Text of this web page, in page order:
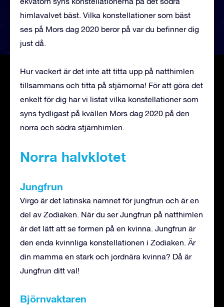
himlavalvet bäst. Vilka konstellationer som bäst
ses på Mors dag 2020 beror på var du befinner dig
just då.
Hur vackert är det inte att titta upp på natthimlen
tillsammans och titta på stjärnorna! För att göra det
enkelt för dig har vi listat vilka konstellationer som
syns tydligast på kvällen Mors dag 2020 på den
norra och södra stjärnhimlen.
Norra halvklotet
Jungfrun
Virgo är det latinska namnet för jungfrun och är en
del av Zodiaken. När du ser Jungfrun på natthimlen
är det lätt att se formen på en kvinna. Jungfrun är
den enda kvinnliga konstellationen i Zodiaken. Är
din mamma en stark och jordnära kvinna? Då är
Jungfrun ditt val!
Björnvaktaren